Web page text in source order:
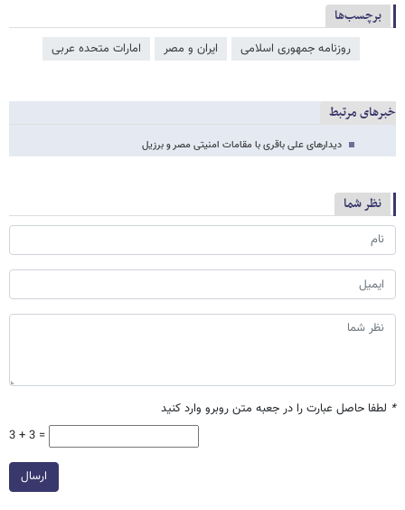
برچسب‌ها
روزنامه جمهوری اسلامی ایران و مصر امارات متحده عربی
خبرهای مرتبط
دیدارهای علی باقری با مقامات امنیتی مصر و برزیل
نظر شما
* لطفا حاصل عبارت را در جعبه متن روبرو وارد کنید
3 + 3 =
ارسال